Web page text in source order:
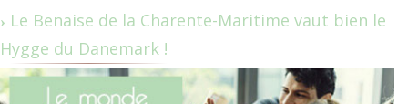
Le Benaise de la Charente-Maritime vaut bien le
Hygge du Danemark !